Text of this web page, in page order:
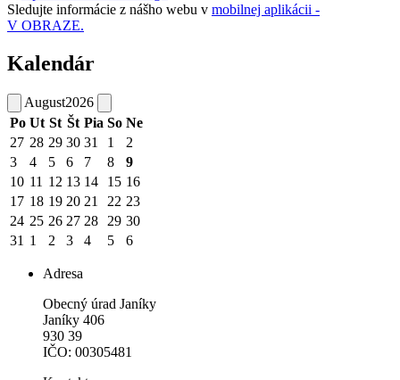
Sledujte informácie z nášho webu v mobilnej aplikácii -
V OBRAZE.
Kalendár
August2026
Po Ut St Št Pia So Ne
27 28 29 30 31 1
2
3
4 5 6 7 8
9
10 11 12 13 14 15 16
17 18 19 20 21 22 23
24 25 26 27 28 29 30
31 1 2 3 4 5 6
Adresa
Obecný úrad Janíky
Janíky 406
930 39
IČO: 00305481